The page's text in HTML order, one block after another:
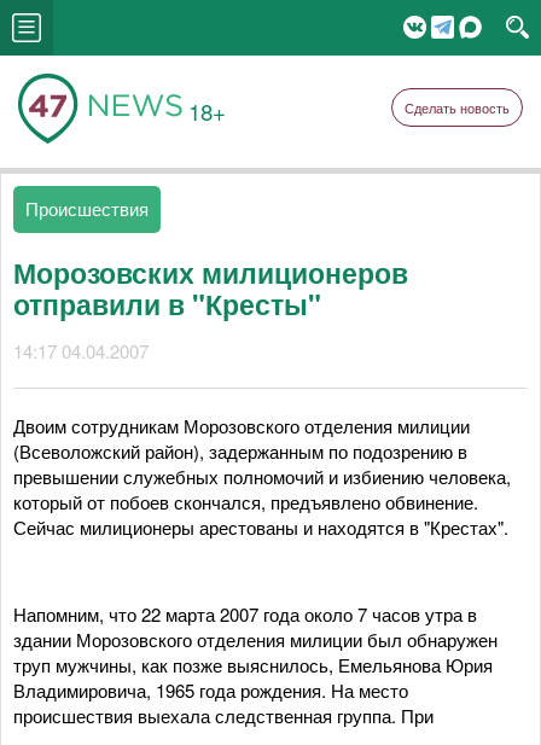
18+ Сделать новость
Происшествия
Морозовских милиционеров
отправили в "Кресты"
14:17 04.04.2007
Двоим сотрудникам Морозовского отделения милиции
(Всеволожский район), задержанным по подозрению в
превышении служебных полномочий и избиению человека,
который от побоев скончался, предъявлено обвинение.
Сейчас милиционеры арестованы и находятся в "Крестах".
Напомним, что 22 марта 2007 года около 7 часов утра в
здании Морозовского отделения милиции был обнаружен
труп мужчины, как позже выяснилось, Емельянова Юрия
Владимировича, 1965 года рождения. На место
происшествия выехала следственная группа. При